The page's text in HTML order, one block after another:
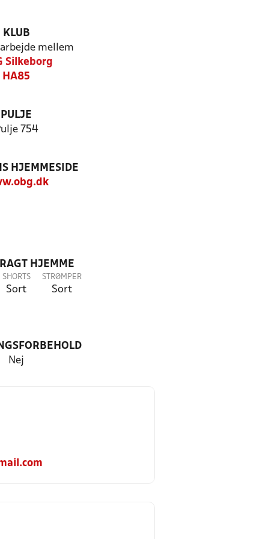
KLUB
mellem
Silkeborg
HA85
PULJE
754
HJEMMESIDE
HJEMME
SHORTS
Sort
STRØMPER
Sort
Nej